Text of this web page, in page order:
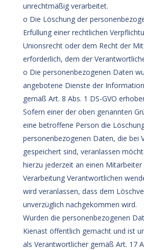
unrechtmäßig verarbeitet.
o Die Löschung der
Erfüllung einer rechtlichen
Unionsrecht oder dem Recht der
erforderlich, dem der
o Die personenbezogenen Daten
angebotene Dienste der
gemäß Art. 8 Abs. 1 DS-GVO
Sofern einer der oben genannten
eine betroffene Person die
personenbezogenen Daten, die bei
gespeichert sind, veranlassen
hierzu jederzeit an einen Mitarbeiter
Verarbeitung Verantwortlichen
wird veranlassen, dass dem
unverzüglich nachgekommen wird.
Wurden die personenbezogenen
Kienast öffentlich gemacht und ist
als Verantwortlicher gemäß Art. 17